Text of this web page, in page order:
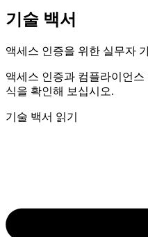
기술 백서
액세스 인증을 위한 실무자
액세스 인증과 컴플라이언
식을 확인해 보십시오.
기술 백서 읽기